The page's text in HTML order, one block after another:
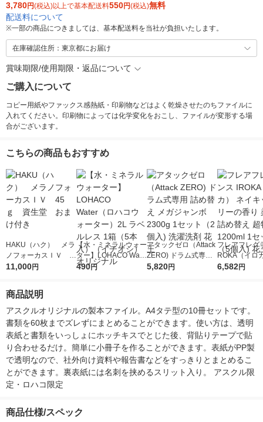
3,780円(税込)以上で基本配送料550円(税込)無料
配送料について
※一部の商品につきましては、基本配送料を当社が負担いたします。
在庫確認住所：東京都にお届け
賞味期限/使用期限・返品について
ご購入について
コピー用紙やファックス感熱紙・印刷物などはよく乾燥させたのちファイルに
入れてください。印刷物によっては化学変化をおこし、ファイルが変形する場
合がございます。
こちらの商品もおすすめ
HAKU（ハク） メラ
ノフォーカスＩＶ 4
5ｇ 資生堂 おまけ
11,000円
【水・ミネラルウォー
ター】LOHACO Wate
r（ロハコウォータ
490円
アタックゼロ（Attack
ZERO) ドラム式専用
詰め替え メガジャン
5,820円
フレアフレグ
ROKA（イロ
イキッドリリ
6,582円
商品説明
アスクルオリジナルの製本ファイル。A4タテ型の10冊セットです。
書類を60枚までズレずにまとめることができます。使い方は、透明
表紙と書類をいっしょにホッチキスでとじた後、背貼りテープで貼
り合わせるだけ。簡単に小冊子を作ることができます。表紙がPP製
で透明なので、社外向け資料や報告書などをすっきりとまとめるこ
とができます。裏表紙には名刺を挟めるスリット入り。 アスクル限
定・ロハコ限定
商品仕様/スペック